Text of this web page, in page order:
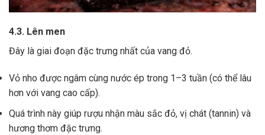
4.3. Lên men
Đây là giai đoạn đặc trưng nhất của vang đỏ.
Vỏ nho được ngâm cùng nước ép trong 1–3 tuần (có thể lâu
hơn với vang cao cấp).
Quá trình này giúp rượu nhận màu sắc đỏ, vị chát (tannin) và
hương thơm đặc trưng.